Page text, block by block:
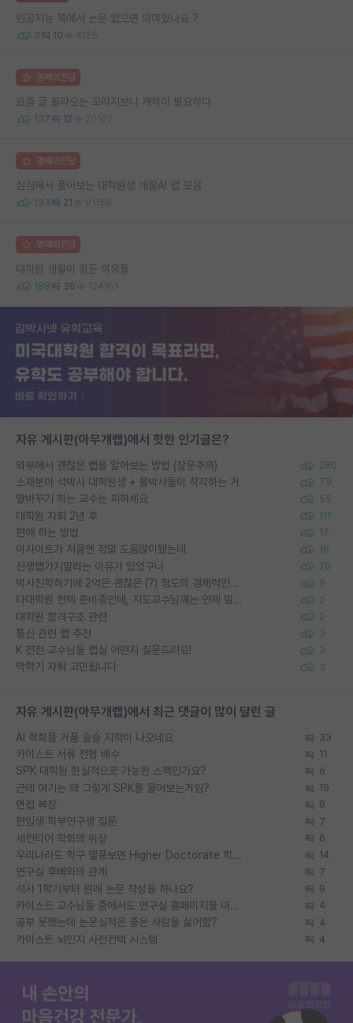
인공지능 쪽에서 논문 없으면 의미있나요 ?
3 10 4125
명예의전당
요즘 글 올라오는 꼬라지보니 개혁이 필요하다
137 12 20102
명예의전당
심심해서 풀어보는 대학원생 개꿀AI 앱 모음
133 21 91156
명예의전당
대학원 생활이 힘든 이유들
188 36 124161
자유 게시판(아무개랩)에서 핫한 인기글은?
외부에서 괜찮은 랩을 알아보는 방법 (장문주의) 280
소재분야 석박사 대학원생 + 물박사들이 착각하는 거 79
말바꾸기 하는 교수는 피하세요 55
대학원 자퇴 2년 후 111
편애 하는 방법 17
이사이트가 처음엔 정말 도움많이됐는데 16
신생랩가지말라는 이유가 있었구나 20
박사진학하기에 2억은 괜찮은 (?) 정도의 경제력인가요 9
타대학원 컨텍 준비중인데, 지도교수님께는 언제 말씀드려야 할까요? 2
대학원 합격구조 관련 2
통신 관련 랩 추천 3
K 전전 교수님들 랩실 어떤지 질문드려요! 3
막학기 자퇴 고민됩니다 3
자유 게시판(아무개랩)에서 최근 댓글이 많이 달린 글
AI 학회들 거품 슬슬 지적이 나오네요 33
카이스트 서류 전형 배수 11
SPK 대학원 현실적으로 가능한 스펙인가요? 6
근데 여기는 왜 그렇게 SPK를 물어보는거임? 19
면접 복장 9
편입생 학부연구생 질문 7
세컨티어 학회의 위상 6
우리나라도 학구 열풍보면 Higher Doctorate 학위가 필요하다고 봅니다. 14
연구실 후배와의 관계 7
석사 1학기부터 원래 논문 작성을 하나요? 9
카이스트 교수님들 중에서도 연구실 홈페이지를 마련 안 하신 분들이 계시던데 4
공부 못했는데 논문실적은 좋은 사람을 싫어함? 4
카이스트 뇌인지 사전컨택 시스템 4